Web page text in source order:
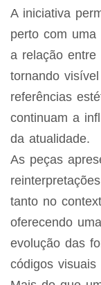
A iniciativa
perto com uma
a relação
tornando
referências
continuam a
da atualidade.
As peças
tanto no
oferecendo
evolução das
códigos visuais